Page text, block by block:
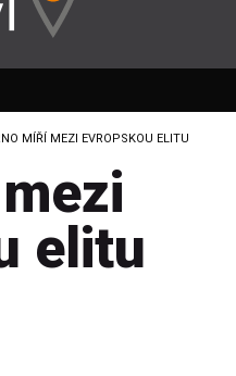
MÍŘÍ MEZI EVROPSKOU ELITU
elitu